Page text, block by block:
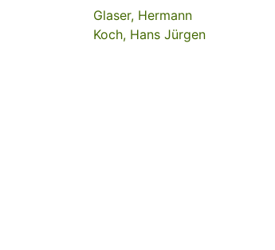
Glaser, Hermann
Koch, Hans Jürgen